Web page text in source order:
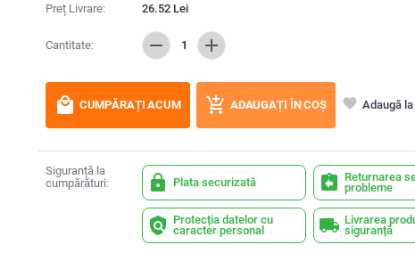
Preț Livrare:
26.52Lei
Cantitate: remove 1 add
local_mall CUMPĂRAȚI ACUM add_shopping_cart ADAUGAȚI ÎN COȘ favorite Adaugă
Siguranță la
cumpărături:
lock Plata securizată assignment_return Returnarea
probleme
policy Protecția datelor cu
caracter personal
local_shipping Livrarea
siguranță